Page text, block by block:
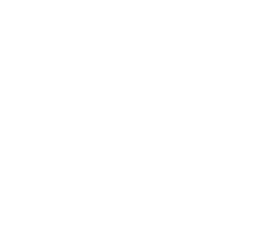
avec détermination et sérieux ! »
président du groupe.
en boutiques détaxées en aéroport
locaux,
marques telles que l’Oréal
Saint Laurent, Hermès, Paco
Gaultier mais également Garnier,